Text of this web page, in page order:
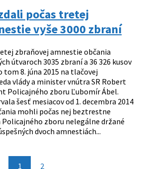
počas tretej
vyše 3000 zbraní
zbraňovej amnestie občania
útvaroch 3035 zbraní a 36 326 kusov
8. júna 2015 na tlačovej
vlády a minister vnútra SR Robert
Policajného zboru Ľubomír Ábel.
šesť mesiacov od 1. decembra 2014
mohli počas nej beztrestne
zboru nelegálne držané
dvoch amnestiách...
1 2